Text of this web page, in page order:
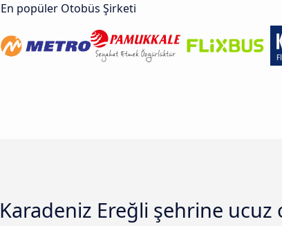
En popüler Otobüs Şirketi
Karadeniz Ereğli şehrine